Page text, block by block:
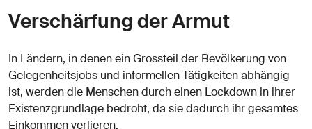
Verschärfung der Armut
In Ländern, in denen ein Grossteil der Bevölkerung von
Gelegenheitsjobs und informellen Tätigkeiten abhängig
ist, werden die Menschen durch einen Lockdown in ihrer
Existenzgrundlage bedroht, da sie dadurch ihr gesamtes
Einkommen verlieren.